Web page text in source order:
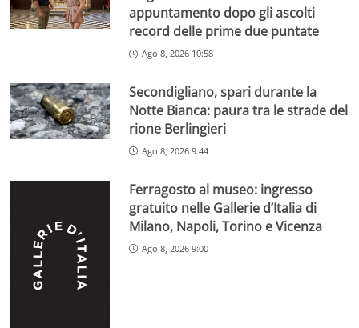
appuntamento dopo gli ascolti
record delle prime due puntate
Ago 8, 2026 10:58
Secondigliano, spari durante la
Notte Bianca: paura tra le strade del
rione Berlingieri
Ago 8, 2026 9:44
Ferragosto al museo: ingresso
gratuito nelle Gallerie d’Italia di
Milano, Napoli, Torino e Vicenza
Ago 8, 2026 9:00